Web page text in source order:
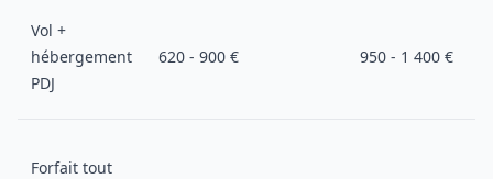
Vol +
hébergement
PDJ
620 - 900 € 950 - 1 400 €
Forfait tout